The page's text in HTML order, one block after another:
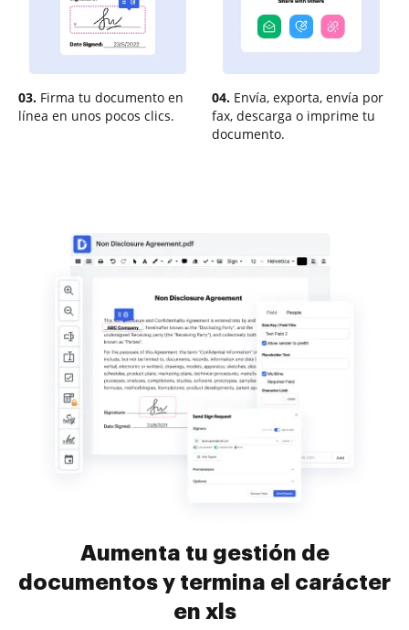
03. Firma tu documento en
línea en unos pocos clics.
04. Envía, exporta, envía por
fax, descarga o imprime tu
documento.
Aumenta tu gestión de
documentos y termina el carácter
en xls